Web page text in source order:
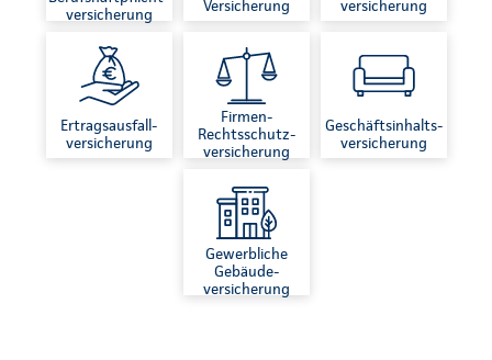
versicherung
Versicherung versicherung
Ertragsausfall-
versicherung
Firmen-
Rechtsschutz-
versicherung
Geschäftsinhalts-
versicherung
Gewerbliche
Gebäude-
versicherung